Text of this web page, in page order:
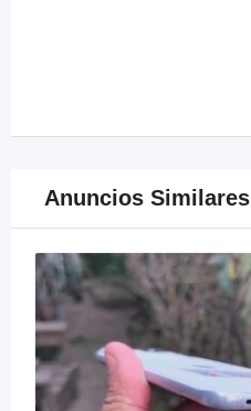
Anuncios Similares